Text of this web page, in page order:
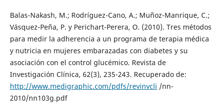
Balas-Nakash, M.; Rodríguez-Cano, A.; Muñoz-Manrique, C.;
Vásquez-Peña, P. y Perichart-Perera, O. (2010). Tres métodos
para medir la adherencia a un programa de terapia médica
y nutricia en mujeres embarazadas con diabetes y su
asociación con el control glucémico. Revista de
Investigación Clínica, 62(3), 235-243. Recuperado de:
http://www.medigraphic.com/pdfs/revinvcli /nn-
2010/nn103g.pdf